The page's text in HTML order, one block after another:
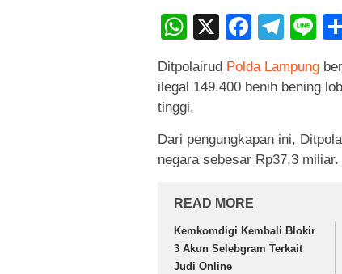
WhatsApp
X
Ditpolairud Polda Lampung
ilegal 149.400 benih bening
tinggi.
Dari pengungkapan ini,
negara sebesar Rp37,3 miliar.
READ MORE
Kemkomdigi Kembali Blokir
3 Akun Selebgram Terkait
Judi Online